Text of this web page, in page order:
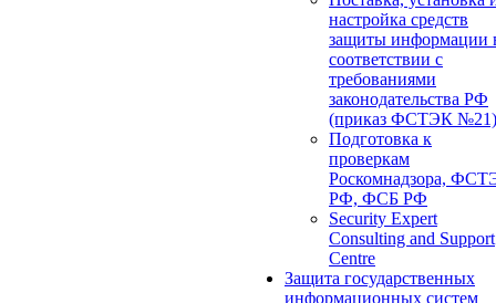
настройка средств
защиты информации
соответствии с
требованиями
законодательства РФ
(приказ ФСТЭК №21)
Подготовка к
проверкам
Роскомнадзора,
РФ, ФСБ РФ
Security Expert
Consulting and Support
Centre
Защита государственных
информационных систем